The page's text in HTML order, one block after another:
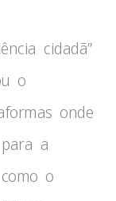
cidadã”
o
onde
a
o